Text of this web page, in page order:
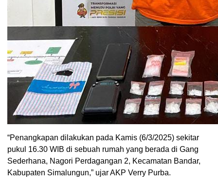
“Penangkapan dilakukan pada Kamis (6/3/2025) sekitar
pukul 16.30 WIB di sebuah rumah yang berada di Gang
Sederhana, Nagori Perdagangan 2, Kecamatan Bandar,
Kabupaten Simalungun,” ujar AKP Verry Purba.